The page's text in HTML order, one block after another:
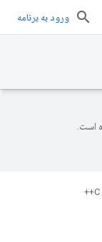
ورود به برنامه
است.
C++